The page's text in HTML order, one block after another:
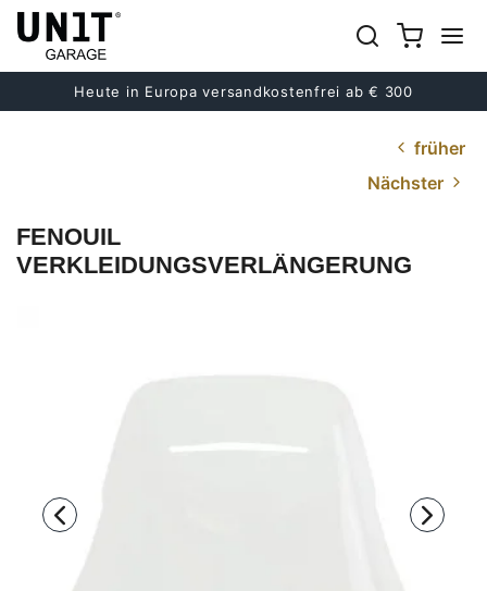
Heute in Europa versandkostenfrei ab € 300
früher
Nächster
FENOUIL
VERKLEIDUNGSVERLÄNGERUNG